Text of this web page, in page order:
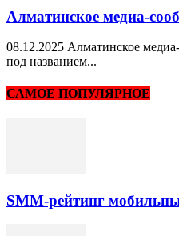
Алматинское медиа-
08.12.2025 Алматинское
под названием...
САМОЕ ПОПУЛЯРНОЕ
SMM-рейтинг